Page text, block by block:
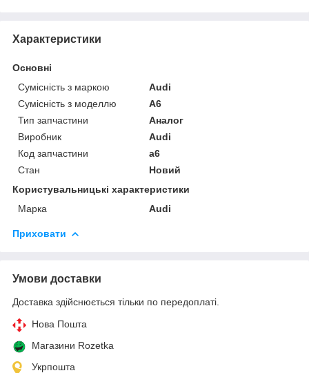
Характеристики
Основні
Сумісність з маркою
Audi
Сумісність з моделлю
A6
Тип запчастини
Аналог
Виробник
Audi
Код запчастини
a6
Стан
Новий
Користувальницькі характеристики
Марка
Audi
Приховати
Умови доставки
Доставка здійснюється тільки по передоплаті.
Нова Пошта
Магазини Rozetka
Укрпошта